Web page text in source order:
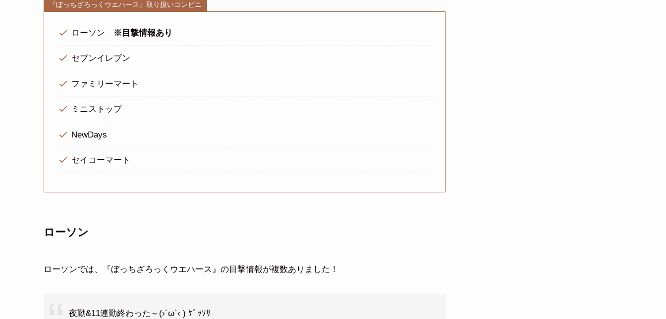
『ぼっちざろっくウエハース』取り扱いコンビニ
ローソン ※目撃情報あり
セブンイレブン
ファミリーマート
ミニストップ
NewDays
セイコーマート
ローソン
ローソンでは、『ぼっちざろっくウエハース』の目撃情報が複数ありました！
夜勤&11連勤終わった～(›´ω`‹ ) ｹﾞｯｿﾘ